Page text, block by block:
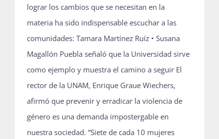
lograr los cambios que se necesitan en la
materia ha sido indispensable escuchar a las
comunidades: Tamara Martínez Ruíz • Susana
Magallón Puebla señaló que la Universidad sirve
como ejemplo y muestra el camino a seguir El
rector de la UNAM, Enrique Graue Wiechers,
afirmó que prevenir y erradicar la violencia de
género es una demanda impostergable en
nuestra sociedad. “Siete de cada 10 mujeres